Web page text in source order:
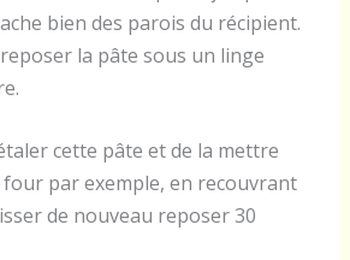
bien des parois du récipient.
la pâte sous un linge
cette pâte et de la mettre
par exemple, en recouvrant
de nouveau reposer 30